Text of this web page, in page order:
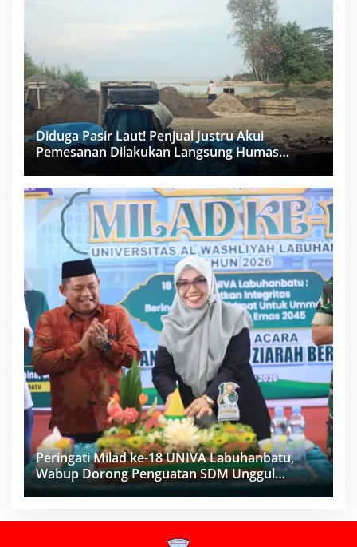
Diduga Pasir Laut! Penjual Justru Akui
Pemesanan Dilakukan Langsung Humas
Peringati Milad ke-18 UNIVA Labuhanbatu,
Wabup Dorong Penguatan SDM Unggul
Menuju Indonesia Emas 2045